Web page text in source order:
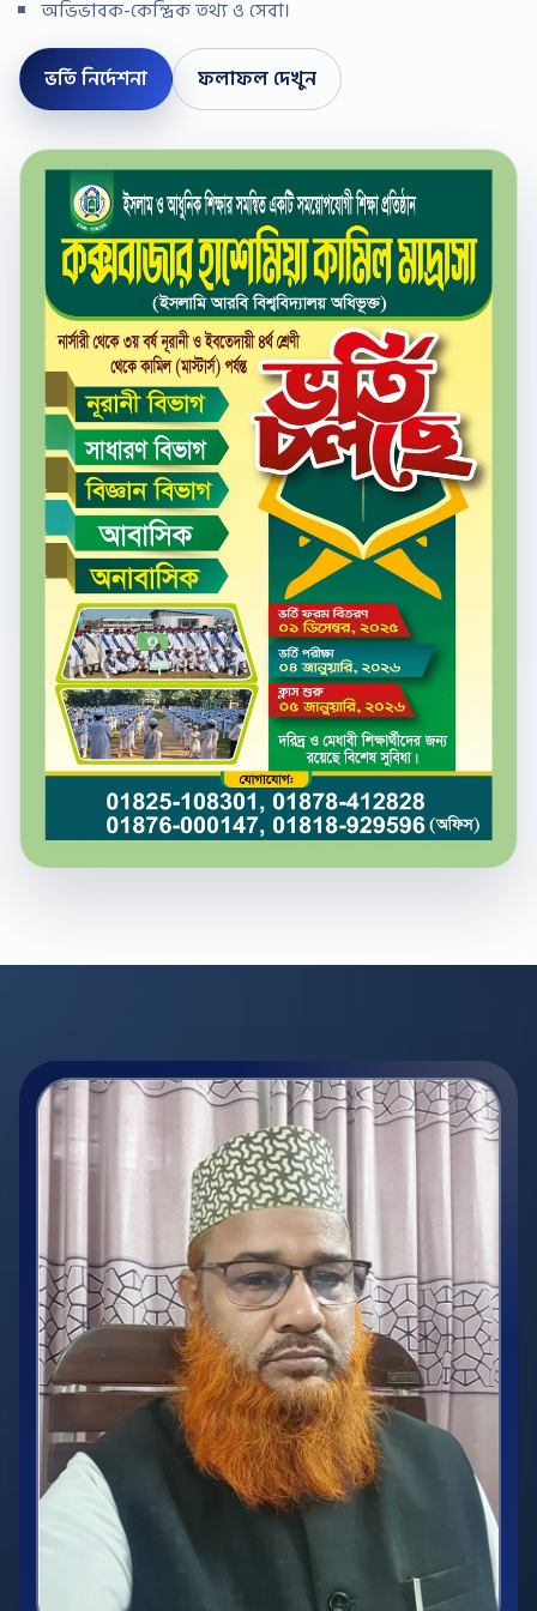
অভিভাবক-কেন্দ্রিক তথ্য ও সেবা।
ভর্তি নির্দেশনা ফলাফল দেখুন